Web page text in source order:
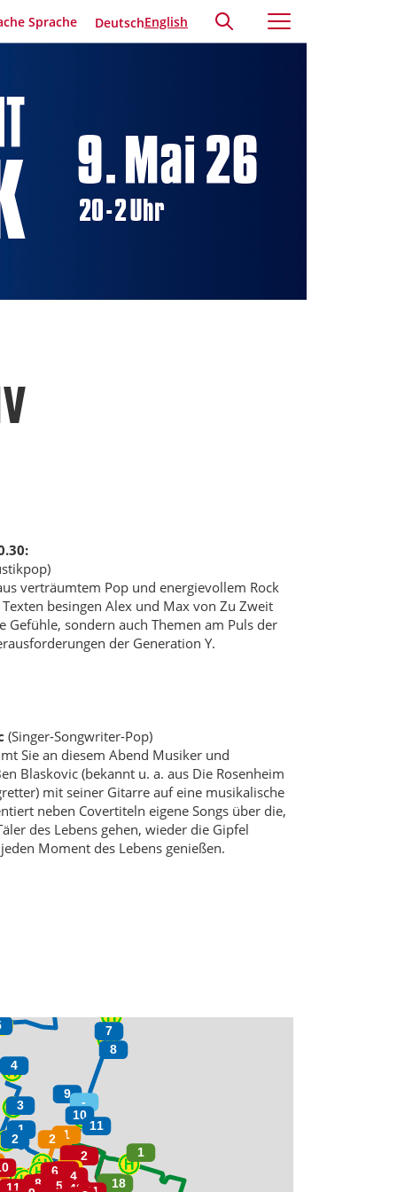
DeutschEnglish
Sprache
verträumtem Pop und energievollem Rock
besingen Alex und Max von Zu Zweit
Gefühle, sondern auch Themen am Puls der
der Generation Y.
(Singer-Songwriter-Pop)
Sie an diesem Abend Musiker und
Blaskovic (bekannt u. a. aus Die Rosenheim
mit seiner Gitarre auf eine musikalische
neben Covertiteln eigene Songs über die,
des Lebens gehen, wieder die Gipfel
Moment des Lebens genießen.